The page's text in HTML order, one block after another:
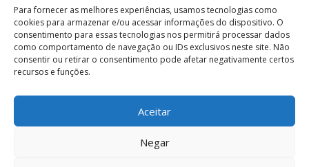
Para fornecer as melhores experiências, usamos tecnologias como
cookies para armazenar e/ou acessar informações do dispositivo. O
consentimento para essas tecnologias nos permitirá processar dados
como comportamento de navegação ou IDs exclusivos neste site. Não
consentir ou retirar o consentimento pode afetar negativamente certos
recursos e funções.
Aceitar
Negar
Portal EldoGomes.com.br | Entre os Blogs mais lidos de Brasília/DF. |